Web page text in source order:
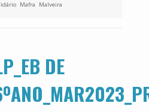
Mafra Malveira
DE